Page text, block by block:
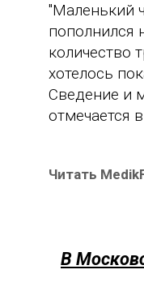
"Маленький
пополнился
количество
хотелось
Сведение и
отмечается
Читать
В